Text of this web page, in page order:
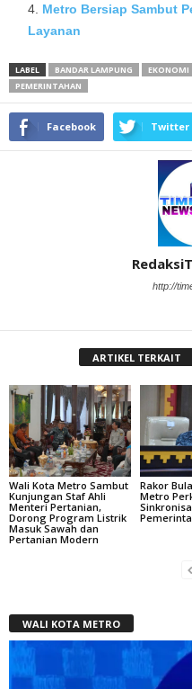
Metro Bersiap Sambut
Layanan
LABEL BANDAR LAMPUNG EKONOMI
PEMERINTAHAN
Facebook Twitter
http://
ARTIKEL TERKAIT
Wali Kota Metro Sambut
Kunjungan Staf Ahli
Menteri Pertanian,
Dorong Program Listrik
Masuk Sawah dan
Pertanian Modern
Rakor
Metro
WALI KOTA METRO